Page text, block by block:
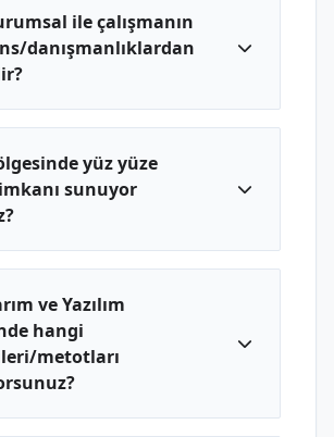
ile çalışmanın
danışmanlıklardan
yüz yüze
sunuyor
ve Yazılım
hangi
metotları